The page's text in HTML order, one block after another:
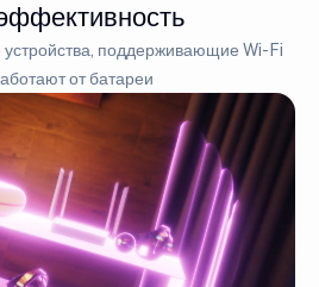
поддерживающие Wi-Fi
от батареи